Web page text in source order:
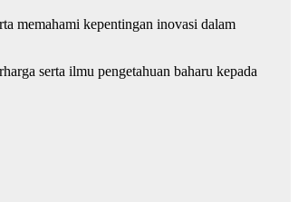
memahami kepentingan inovasi dalam
serta ilmu pengetahuan baharu kepada